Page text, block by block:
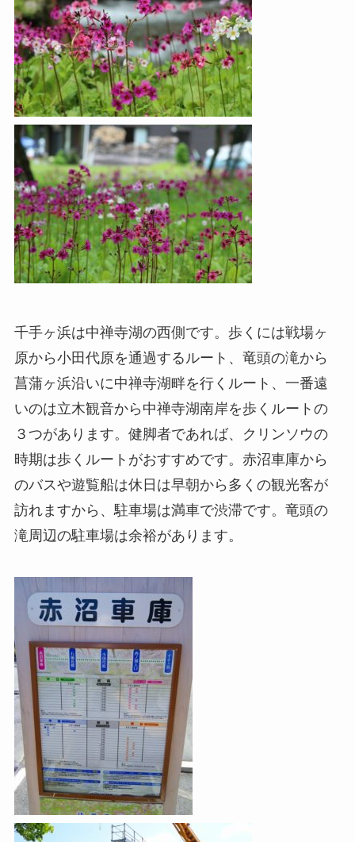
千手ヶ浜は中禅寺湖の西側です。歩くには戦場ヶ
原から小田代原を通過するルート、竜頭の滝から
菖蒲ヶ浜沿いに中禅寺湖畔を行くルート、一番遠
いのは立木観音から中禅寺湖南岸を歩くルートの
３つがあります。健脚者であれば、クリンソウの
時期は歩くルートがおすすめです。赤沼車庫から
のバスや遊覧船は休日は早朝から多くの観光客が
訪れますから、駐車場は満車で渋滞です。竜頭の
滝周辺の駐車場は余裕があります。